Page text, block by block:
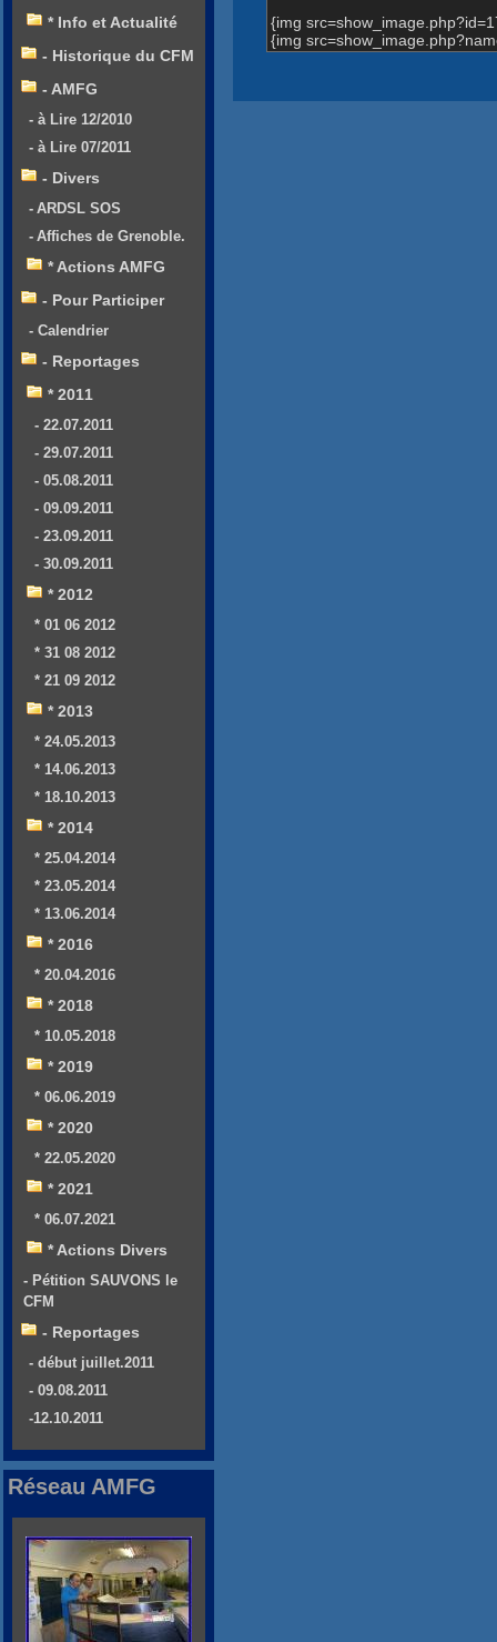
{img
{img
* Info et Actualité
- Historique du CFM
- AMFG
- à Lire 12/2010
- à Lire 07/2011
- Divers
- ARDSL SOS
- Affiches de Grenoble.
* Actions AMFG
- Pour Participer
- Calendrier
- Reportages
* 2011
- 22.07.2011
- 29.07.2011
- 05.08.2011
- 09.09.2011
- 23.09.2011
- 30.09.2011
* 2012
* 01 06 2012
* 31 08 2012
* 21 09 2012
* 2013
* 24.05.2013
* 14.06.2013
* 18.10.2013
* 2014
* 25.04.2014
* 23.05.2014
* 13.06.2014
* 2016
* 20.04.2016
* 2018
* 10.05.2018
* 2019
* 06.06.2019
* 2020
* 22.05.2020
* 2021
* 06.07.2021
* Actions Divers
- Pétition SAUVONS le
CFM
- Reportages
- début juillet.2011
- 09.08.2011
-12.10.2011
Réseau AMFG